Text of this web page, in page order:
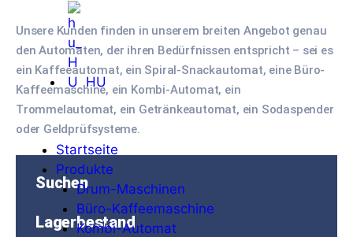
HU
Startseite
Produkte
Drum-Maschinen
Büro-Kaffeemaschine
Kombi-Automat
Unsere Kunden finden in unserem breiten Angebot genau
den Automaten, der ihren Bedürfnissen entspricht – sei es
ein Kaffeeautomat, ein Spiral-Snackautomat, eine Büro-
Kaffeemaschine, ein Kombi-Automat, ein
Trommelautomat, ein Getränkeautomat, ein Sodaspender
oder Geldprüfsysteme.
Suchen
Lagerbestand